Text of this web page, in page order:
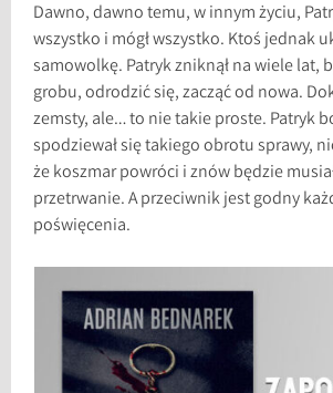
Dawno, dawno temu, w innym życiu,
wszystko i mógł wszystko. Ktoś jednak
samowolkę. Patryk zniknął na wiele lat,
grobu, odrodzić się, zacząć od nowa.
zemsty, ale… to nie takie proste. Patryk
spodziewał się takiego obrotu sprawy,
że koszmar powróci i znów będzie
przetrwanie. A przeciwnik jest godny
poświęcenia.